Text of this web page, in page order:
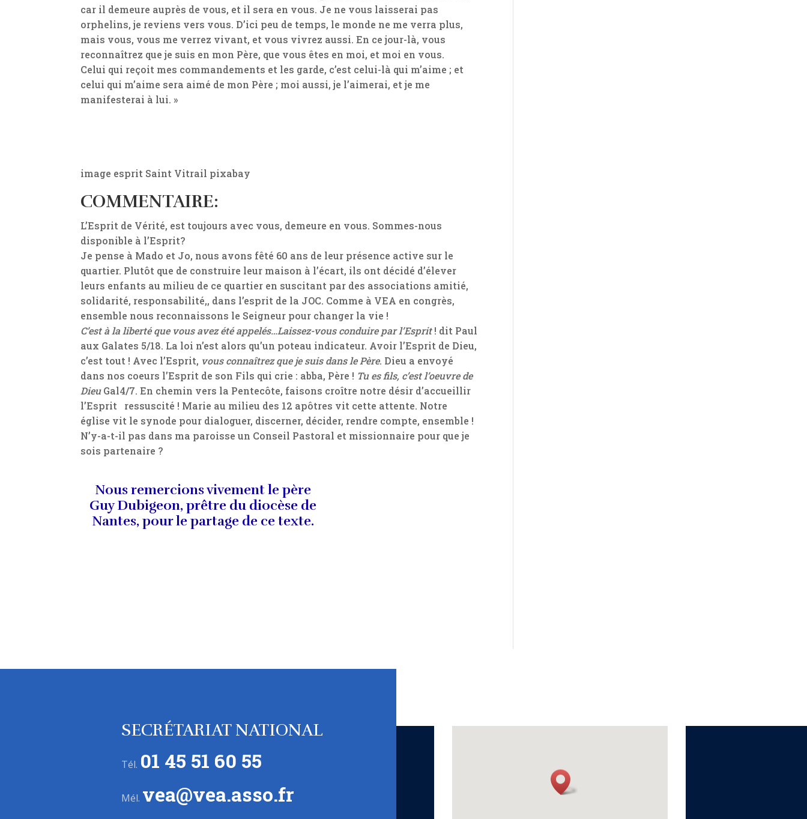
car il demeure auprès de vous, et il sera en vous. Je ne vous laisserai pas
orphelins, je reviens vers vous. D’ici peu de temps, le monde ne me verra plus,
mais vous, vous me verrez vivant, et vous vivrez aussi. En ce jour-là, vous
reconnaîtrez que je suis en mon Père, que vous êtes en moi, et moi en vous.
Celui qui reçoit mes commandements et les garde, c’est celui-là qui m’aime ; et
celui qui m’aime sera aimé de mon Père ; moi aussi, je l’aimerai, et je me
manifesterai à lui. »
image esprit Saint Vitrail pixabay
COMMENTAIRE:
L’Esprit de Vérité, est toujours avec vous, demeure en vous. Sommes-nous
disponible à l’Esprit?
Je pense à Mado et Jo, nous avons fêté 60 ans de leur présence active sur le
quartier. Plutôt que de construire leur maison à l’écart, ils ont décidé d’élever
leurs enfants au milieu de ce quartier en suscitant par des associations amitié,
solidarité, responsabilité,, dans l’esprit de la JOC. Comme à VEA en congrès,
ensemble nous reconnaissons le Seigneur pour changer la vie !
C’est à la liberté que vous avez été appelés…Laissez-vous conduire par l’Esprit! dit Paul
aux Galates 5/18. La loi n’est alors qu’un poteau indicateur. Avoir l’Esprit de Dieu,
c’est tout ! Avec l’Esprit, vous connaîtrez que je suis dans le Père. Dieu a envoyé
dans nos coeurs l’Esprit de son Fils qui crie : abba, Père ! Tu es fils, c’est l’oeuvre de
DieuGal4/7. En chemin vers la Pentecôte, faisons croître notre désir d’accueillir
l’Esprit ressuscité ! Marie au milieu des 12 apôtres vit cette attente. Notre
église vit le synode pour dialoguer, discerner, décider, rendre compte, ensemble !
N’y-a-t-il pas dans ma paroisse un Conseil Pastoral et missionnaire pour que je
sois partenaire ?
Nous remercions vivement le père
Guy Dubigeon, prêtre du diocèse de
Nantes, pour le partage de ce texte.
SECRÉTARIAT NATIONAL
Tél. 01 45 51 60 55
Mél. vea@vea.asso.fr